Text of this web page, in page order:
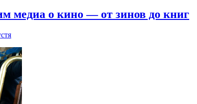
медиа о кино — от зинов до книг